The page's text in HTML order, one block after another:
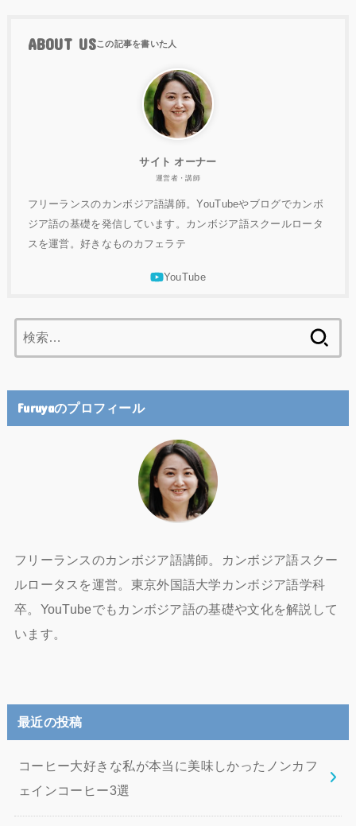
ABOUT US
サイト オーナー
運営者・講師
フリーランスのカンボジア語講師。YouTubeやブログでカンボ
ジア語の基礎を発信しています。カンボジア語スクールロータ
スを運営。好きなものカフェラテ
索:
Furuyaのプロフィール
フリーランスのカンボジア語講師。カンボジア語スクー
ルロータスを運営。東京外国語大学カンボジア語学科
卒。YouTubeでもカンボジア語の基礎や文化を解説して
います。
最近の投稿
コーヒー大好きな私が本当に美味しかったノンカフ
ェインコーヒー3選